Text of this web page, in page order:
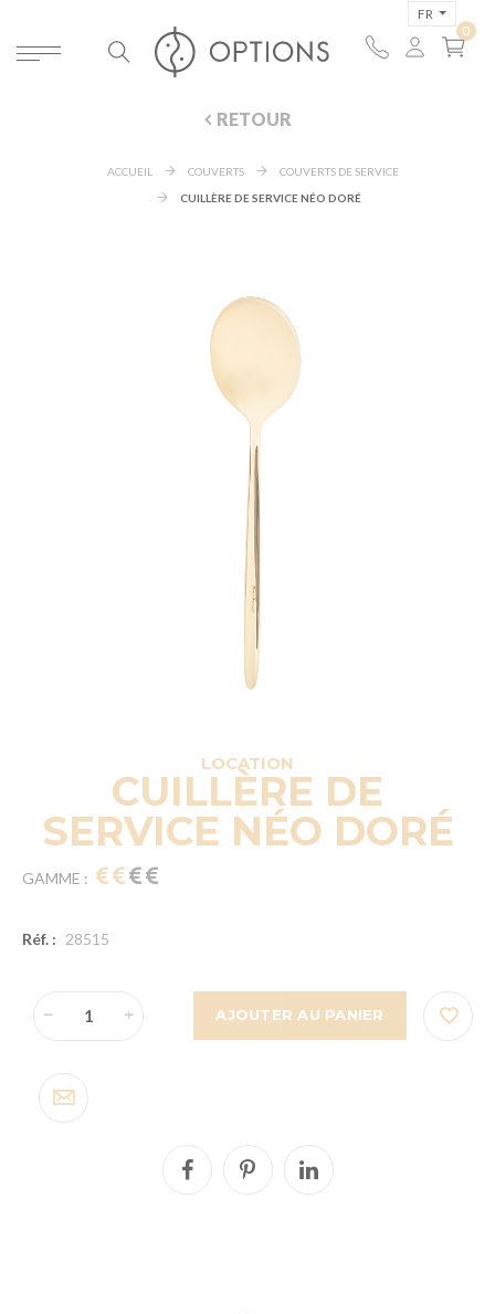
FR
RETOUR
ACCUEIL COUVERTS
COUVERTS DE SERVICE
CUILLÈRE DE SERVICE NÉO DORÉ
LOCATION
CUILLÈRE DE
SERVICE NÉO DORÉ
GAMME :
Réf. : 28515
AJOUTER AU PANIER